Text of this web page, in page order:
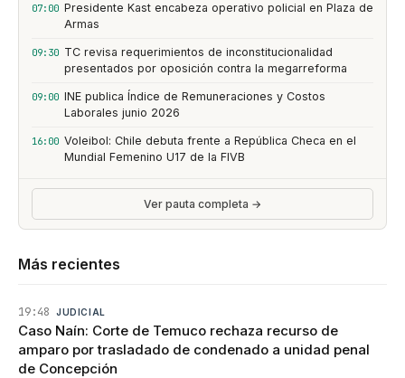
07:00 Presidente Kast encabeza operativo policial en Plaza de
Armas
09:30 TC revisa requerimientos de inconstitucionalidad
presentados por oposición contra la megarreforma
09:00 INE publica Índice de Remuneraciones y Costos
Laborales junio 2026
16:00 Voleibol: Chile debuta frente a República Checa en el
Mundial Femenino U17 de la FIVB
Ver pauta completa →
Más recientes
19:48 JUDICIAL
Caso Naín: Corte de Temuco rechaza recurso de
amparo por trasladado de condenado a unidad penal
de Concepción